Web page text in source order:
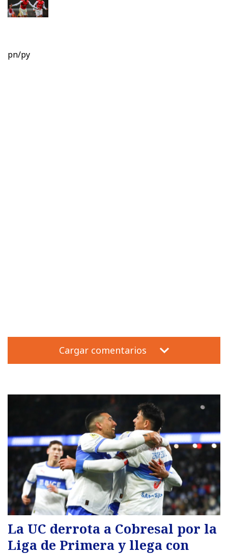
pn/py
Cargar comentarios
La UC derrota a Cobresal por la
Liga de Primera y llega con